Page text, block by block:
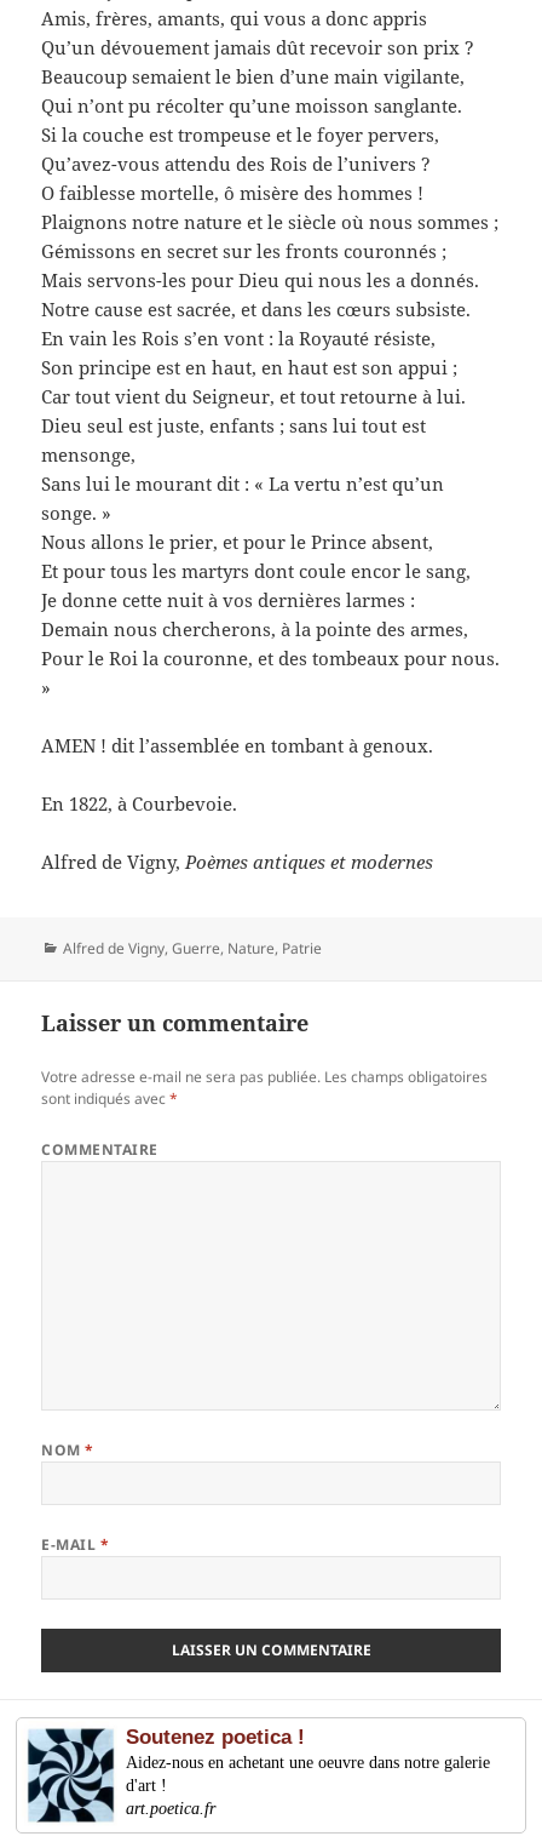
Amis, frères, amants, qui vous a donc appris
Qu’un dévouement jamais dût recevoir son prix ?
Beaucoup semaient le bien d’une main vigilante,
Qui n’ont pu récolter qu’une moisson sanglante.
Si la couche est trompeuse et le foyer pervers,
Qu’avez-vous attendu des Rois de l’univers ?
O faiblesse mortelle, ô misère des hommes !
Plaignons notre nature et le siècle où nous sommes ;
Gémissons en secret sur les fronts couronnés ;
Mais servons-les pour Dieu qui nous les a donnés.
Notre cause est sacrée, et dans les cœurs subsiste.
En vain les Rois s’en vont : la Royauté résiste,
Son principe est en haut, en haut est son appui ;
Car tout vient du Seigneur, et tout retourne à lui.
Dieu seul est juste, enfants ; sans lui tout est
mensonge,
Sans lui le mourant dit : « La vertu n’est qu’un
songe. »
Nous allons le prier, et pour le Prince absent,
Et pour tous les martyrs dont coule encor le sang,
Je donne cette nuit à vos dernières larmes :
Demain nous chercherons, à la pointe des armes,
Pour le Roi la couronne, et des tombeaux pour nous.
»
AMEN ! dit l’assemblée en tombant à genoux.
En 1822, à Courbevoie.
Alfred de Vigny, Poèmes antiques et modernes
Catégories
Alfred de Vigny,Guerre, Nature, Patrie
Laisser un commentaire
Votre adresse e-mail ne sera pas publiée. Les champs obligatoires
sont indiqués avec*
COMMENTAIRE
NOM*
E-MAIL *
Soutenez poetica !
Aidez-nous en achetant une oeuvre dans notre galerie
d'art !
art.poetica.fr